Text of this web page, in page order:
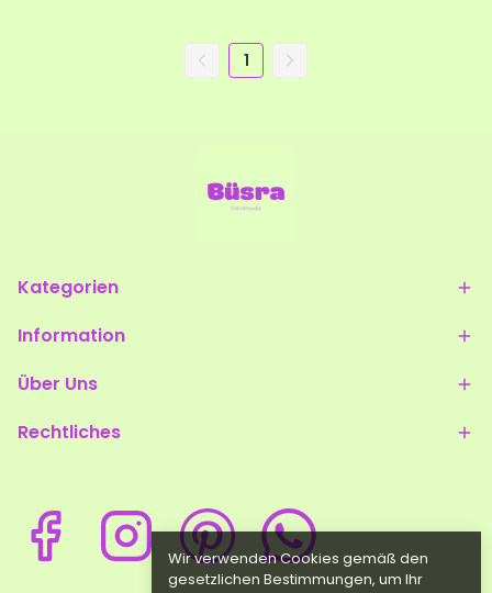
Wir verwenden Cookies gemäß den
gesetzlichen Bestimmungen, um Ihr
1
Kategorien
Information
Über Uns
Rechtliches